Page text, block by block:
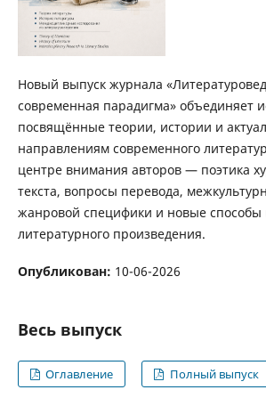
Новый выпуск журнала
современная парадигма» объединяет
посвящённые теории, истории и
направлениям современного
центре внимания авторов — поэтика
текста, вопросы перевода,
жанровой специфики и новые способы
литературного произведения.
Опубликован: 10-06-2026
Весь выпуск
Оглавление Полный выпуск